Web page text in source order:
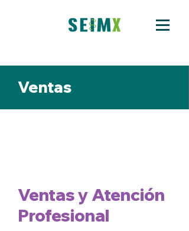
Ventas
Ventas y Atención
Profesional